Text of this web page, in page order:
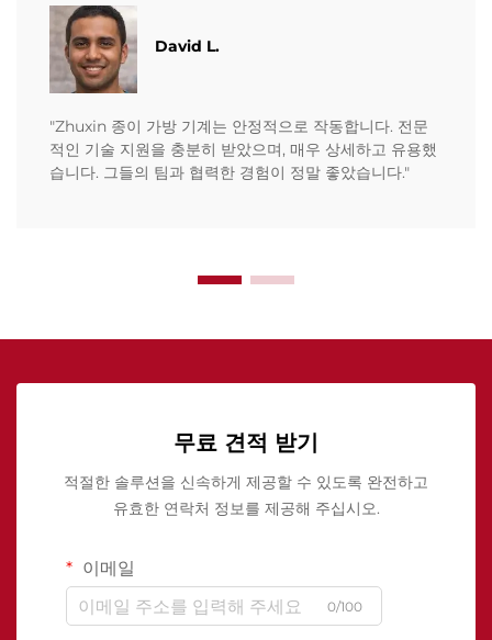
David L.
"Zhuxin 종이 가방 기계는 안정적으로 작동합니다. 전문
적인 기술 지원을 충분히 받았으며, 매우 상세하고 유용했
습니다. 그들의 팀과 협력한 경험이 정말 좋았습니다."
무료 견적 받기
적절한 솔루션을 신속하게 제공할 수 있도록 완전하고
유효한 연락처 정보를 제공해 주십시오.
이메일
0/100